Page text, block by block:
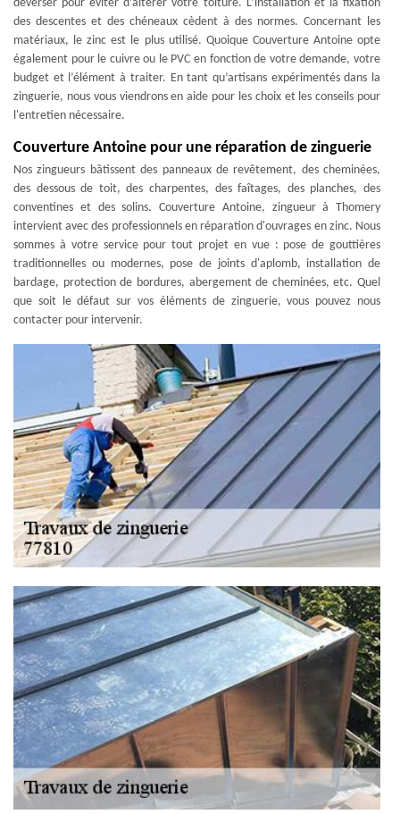
déverser pour éviter d’altérer votre toiture. L’installation et la fixation
des descentes et des chéneaux cèdent à des normes. Concernant les
matériaux, le zinc est le plus utilisé. Quoique Couverture Antoine opte
également pour le cuivre ou le PVC en fonction de votre demande, votre
budget et l’élément à traiter. En tant qu’artisans expérimentés dans la
zinguerie, nous vous viendrons en aide pour les choix et les conseils pour
l'entretien nécessaire.
Couverture Antoine pour une réparation de zinguerie
Nos zingueurs bâtissent des panneaux de revêtement, des cheminées,
des dessous de toit, des charpentes, des faîtages, des planches, des
conventines et des solins. Couverture Antoine, zingueur à Thomery
intervient avec des professionnels en réparation d'ouvrages en zinc. Nous
sommes à votre service pour tout projet en vue : pose de gouttières
traditionnelles ou modernes, pose de joints d'aplomb, installation de
bardage, protection de bordures, abergement de cheminées, etc. Quel
que soit le défaut sur vos éléments de zinguerie, vous pouvez nous
contacter pour intervenir.